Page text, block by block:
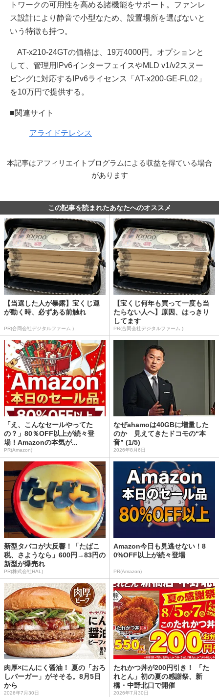
トワークの可用性を高める諸機能をサポート。ファンレ
ス設計により静音で小型なため、設置場所を選ばないと
いう特徴も持つ。
AT-x210-24GTの価格は、19万4000円。オプションと
して、管理用IPv6インターフェイスやMLD v1/v2スヌー
ピングに対応するIPv6ライセンス「AT-x200-GE-FL02」
を10万円で提供する。
■関連サイト
アライドテレシス
本記事はアフィリエイトプログラムによる収益を得ている場合
があります
この記事を読まれたあなたへのオススメ
【当選した人が暴露】宝くじ運
が動く時、必ずある前触れ
PR(合同会社デジタルファーム )
【宝くじ何年も買って一度も当
たらない人へ】原因、はっきり
してます
PR(合同会社デジタルファーム )
「え、こんなセールやってた
の？」80％OFF以上が続々登
場！Amazonの本気が...
PR(Amazon)
なぜahamoは40GBに増量した
のか 見えてきたドコモの“本
音” (1/5)
2026年8月6日
新型タバコが大反響！「たばこ
税、さようなら」600円→83円の
新型が爆売れ
PR(株式会社HAL)
Amazon今日も見逃せない！8
0%OFF以上が続々登場
PR(Amazon)
肉厚×にんにく醤油！ 夏の「おろ
しバーガー」がそそる。8月5日
から
2026年7月30日
たれかつ丼が200円引き！ 「た
れとん」初の夏の感謝祭、新
橋・中野北口で開催
2026年7月30日